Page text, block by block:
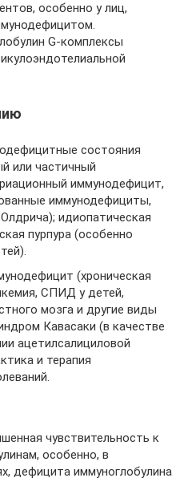
особенно у лиц,
G-комплексы
состояния
или частичный
иммунодефицит,
иммунодефициты,
идиопатическая
пурпура (особенно
(хроническая
СПИД у детей,
мозга и другие виды
Кавасаки (в качестве
ацетилсалициловой
и терапия
чувствительность к
особенно, в
дефицита иммуноглобулина